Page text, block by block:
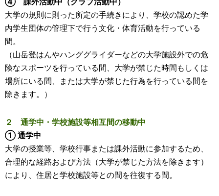
大学の規則に則った所定の手続きにより、学校の認めた学
内学生団体の管理下で行う文化・体育活動を行っている
間。
（山岳登はんやハンググライダーなどの大学施設外での危
険なスポーツを行っている間、大学が禁じた時間もしくは
場所にいる間、または大学が禁じた行為を行っている間を
除きます。）
２ 通学中・学校施設等相互間の移動中
① 通学中
大学の授業等、学校行事または課外活動に参加するため、
合理的な経路および方法（大学が禁じた方法を除きます）
により、住居と学校施設等との間を往復する間。